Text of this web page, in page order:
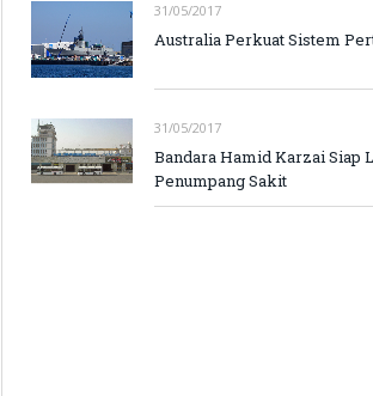
31/05/2017
Australia Perkuat Sistem
31/05/2017
Bandara Hamid Karzai Siap
Penumpang Sakit